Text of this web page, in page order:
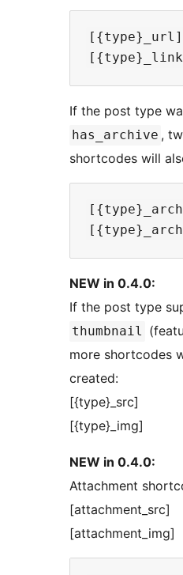
[{type}_url]
If the post type
has_archive ,
shortcodes will
NEW in 0.4.0:
If the post type
thumbnail
more shortcodes
created:
[{type}_src]
[{type}_img]
NEW in 0.4.0:
Attachment
[attachment_src]
[attachment_img]